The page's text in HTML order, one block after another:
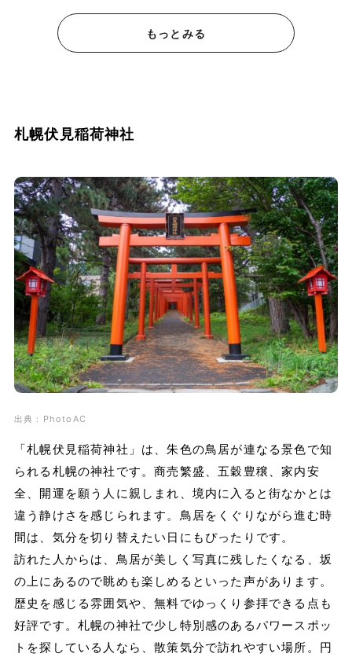
もっとみる
札幌伏見稲荷神社
出典：PhotoAC
「札幌伏見稲荷神社」は、朱色の鳥居が連なる景色で知
られる札幌の神社です。商売繁盛、五穀豊穣、家内安
全、開運を願う人に親しまれ、境内に入ると街なかとは
違う静けさを感じられます。鳥居をくぐりながら進む時
間は、気分を切り替えたい日にもぴったりです。
訪れた人からは、鳥居が美しく写真に残したくなる、坂
の上にあるので眺めも楽しめるといった声があります。
歴史を感じる雰囲気や、無料でゆっくり参拝できる点も
好評です。札幌の神社で少し特別感のあるパワースポッ
トを探している人なら、散策気分で訪れやすい場所。円